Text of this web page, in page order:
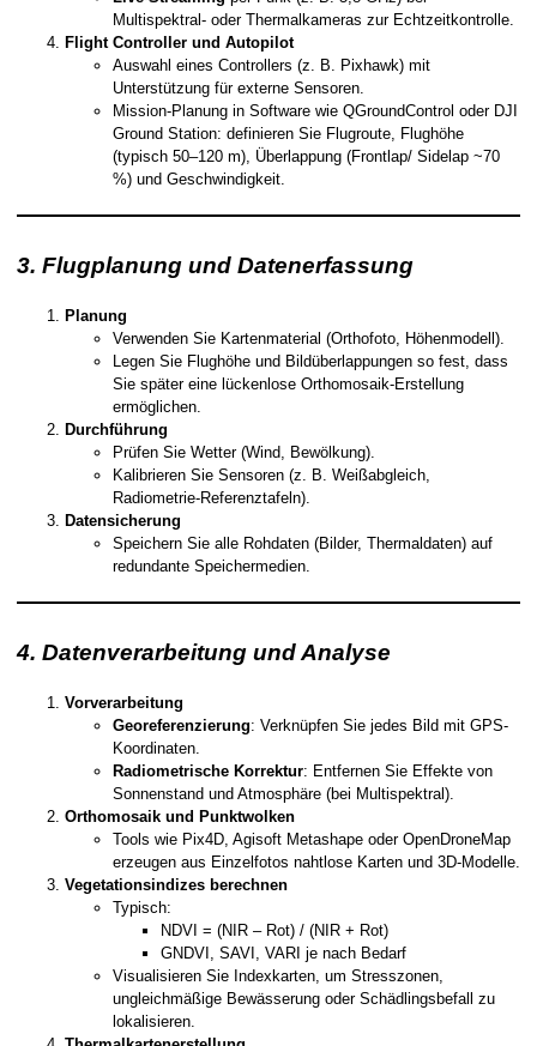
Multispektral- oder Thermalkameras zur Echtzeitkontrolle.
Flight Controller und Autopilot
Auswahl eines Controllers (z. B. Pixhawk) mit
Unterstützung für externe Sensoren.
Mission-Planung in Software wie QGroundControl oder DJI
Ground Station: definieren Sie Flugroute, Flughöhe
(typisch 50–120 m), Überlappung (Frontlap/ Sidelap ~70
%) und Geschwindigkeit.
3. Flugplanung und Datenerfassung
Planung
Verwenden Sie Kartenmaterial (Orthofoto, Höhenmodell).
Legen Sie Flughöhe und Bildüberlappungen so fest, dass
Sie später eine lückenlose Orthomosaik-Erstellung
ermöglichen.
Durchführung
Prüfen Sie Wetter (Wind, Bewölkung).
Kalibrieren Sie Sensoren (z. B. Weißabgleich,
Radiometrie-Referenztafeln).
Datensicherung
Speichern Sie alle Rohdaten (Bilder, Thermaldaten) auf
redundante Speichermedien.
4. Datenverarbeitung und Analyse
Vorverarbeitung
Georeferenzierung: Verknüpfen Sie jedes Bild mit GPS-
Koordinaten.
Radiometrische Korrektur: Entfernen Sie Effekte von
Sonnenstand und Atmosphäre (bei Multispektral).
Orthomosaik und Punktwolken
Tools wie Pix4D, Agisoft Metashape oder OpenDroneMap
erzeugen aus Einzelfotos nahtlose Karten und 3D-Modelle.
Vegetationsindizes berechnen
Typisch:
NDVI = (NIR – Rot) / (NIR + Rot)
GNDVI, SAVI, VARI je nach Bedarf
Visualisieren Sie Indexkarten, um Stresszonen,
ungleichmäßige Bewässerung oder Schädlingsbefall zu
lokalisieren.